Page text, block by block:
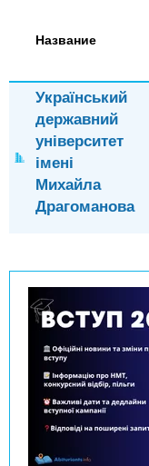
n
t
s
.
n
в
е
Название
Український
державний
університет
імені
Михайла
Драгоманова